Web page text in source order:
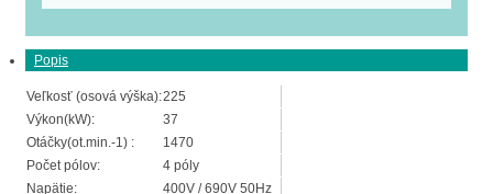
Popis
Veľkosť (osová výška):225
Výkon(kW):
37
Otáčky(ot.min.-1) :
1470
Počet pólov:
4 póly
Napätie:
400V / 690V 50Hz